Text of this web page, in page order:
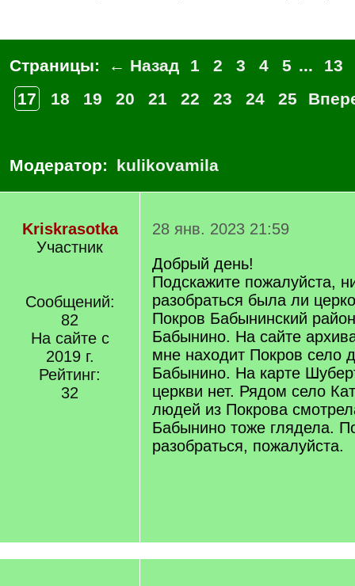
Страницы: ← Назад 1 2 3 4 5 ...
13
17
18 19 20 21 22 23 24 25
Модератор: kulikovamila
Kriskrasotka
Участник
Сообщений:
82
На сайте с
2019 г.
Рейтинг:
32
28 янв. 2023 21:59
Добрый день!
Подскажите пожалуйста,
разобраться была ли
Покров Бабынинский
Бабынино. На сайте
мне находит Покров село
Бабынино. На карте
церкви нет. Рядом село
людей из Покрова
Бабынино тоже глядела.
разобраться, пожалуйста.